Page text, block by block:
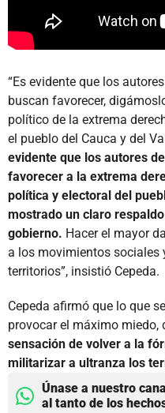
“Es evidente que los
buscan favorecer,
político de la extrema
el pueblo del Cauca y del
evidente que los autores
favorecer a la extrema
política y electoral del
mostrado un claro
gobierno. Hacer el mayor
a los movimientos sociales
territorios”, insistió Cepeda.
Cepeda afirmó que lo que
provocar el máximo miedo,
sensación de volver a la
militarizar a ultranza los
Únase a nuestro
al tanto de los